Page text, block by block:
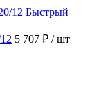
Быстрый
5 707 ₽ / шт